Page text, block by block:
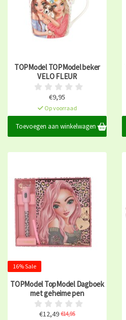
TOPModel TOPModel beker
VELO FLEUR
€9,95
Op voorraad
Toevoegen aan winkelwagen
16% Sale
TOPModel TopModel Dagboek
met geheime pen
€12,49 €14,95